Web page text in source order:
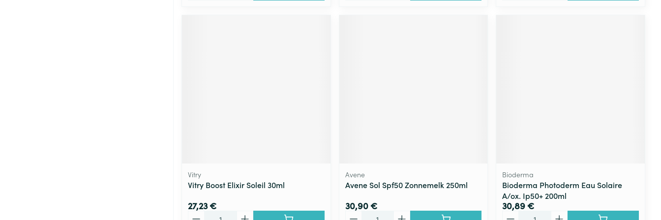
Vitry
Vitry Boost Elixir Soleil 30ml
27,23 €
Avene
Avene Sol Spf50 Zonnemelk 250ml
30,90 €
Bioderma
Bioderma Photoderm Eau Solaire
A/ox. Ip50+ 200ml
30,89 €